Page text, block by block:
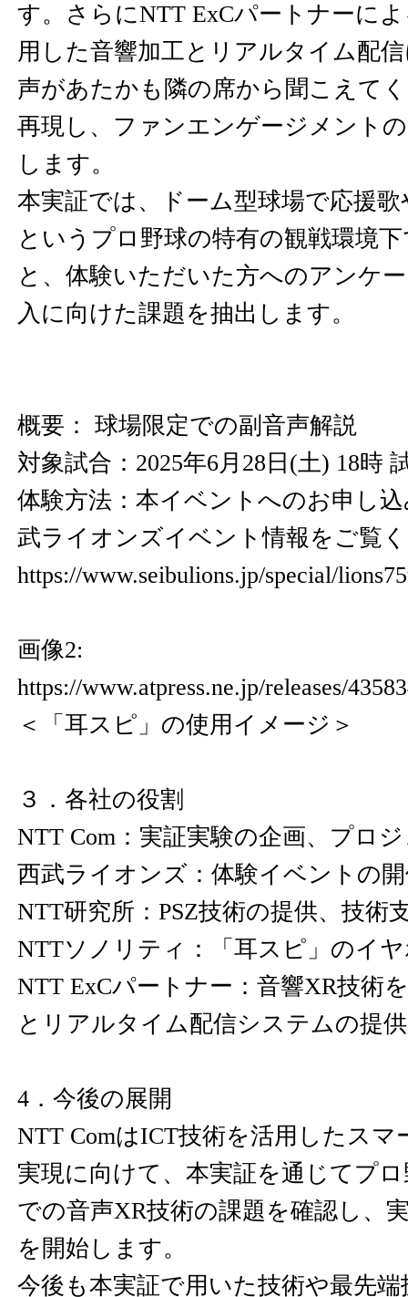
す。さらにNTT ExCパートナーに
用した音響加工とリアルタイム配
声があたかも隣の席から聞こえて
再現し、ファンエンゲージメント
します。
本実証では、ドーム型球場で応援
というプロ野球の特有の観戦環境
と、体験いただいた方へのアンケ
入に向けた課題を抽出します。
概要： 球場限定での副音声解説
対象試合：2025年6月28日(土) 18時
体験方法：本イベントへのお申し
武ライオンズイベント情報をご覧
https://www.seibulions.jp/special/
画像2:
https://www.atpress.ne.jp/releases/
＜「耳スピ」の使用イメージ＞
３．各社の役割
NTT Com：実証実験の企画、プロ
西武ライオンズ：体験イベントの
NTT研究所：PSZ技術の提供、技術
NTTソノリティ：「耳スピ」のイ
NTT ExCパートナー：音響XR技術
とリアルタイム配信システムの提供
4．今後の展開
NTT ComはICT技術を活用したス
実現に向けて、本実証を通じてプ
での音声XR技術の課題を確認し、
を開始します。
今後も本実証で用いた技術や最先